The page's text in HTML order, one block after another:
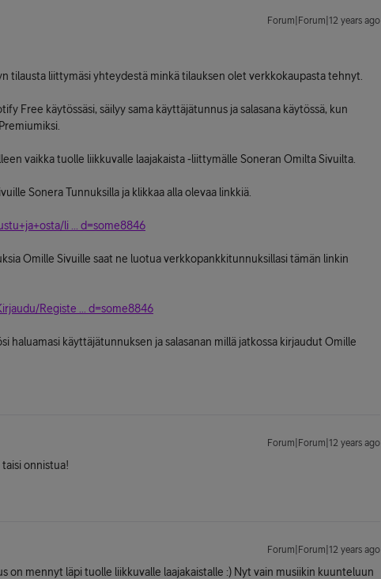
Forum|Forum|12 years ago
tilausta liittymäsi yhteydestä minkä tilauksen olet verkkokaupasta tehnyt.
Free käytössäsi, säilyy sama käyttäjätunnus ja salasana käytössä, kun
vaikka tuolle liikkuvalle laajakaista -liittymälle Soneran Omilta Sivuilta.
Sonera Tunnuksilla ja klikkaa alla olevaa linkkiä.
li ... d=some8846
Omille Sivuille saat ne luotua verkkopankkitunnuksillasi tämän linkin
Registe ... d=some8846
haluamasi käyttäjätunnuksen ja salasanan millä jatkossa kirjaudut Omille
Forum|Forum|12 years ago
onnistua!
Forum|Forum|12 years ago
on mennyt läpi tuolle liikkuvalle laajakaistalle :) Nyt vain musiikin kuunteluun